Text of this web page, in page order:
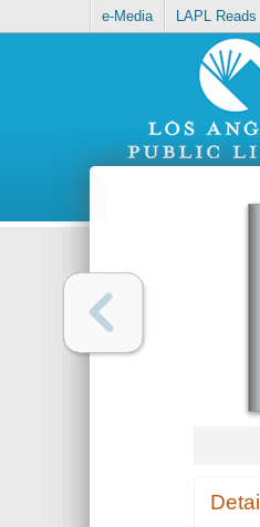
e-Media LAPL Reads